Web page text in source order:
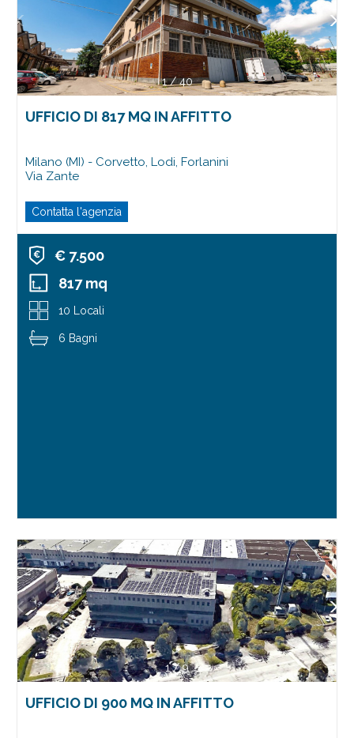
1/40
UFFICIO DI 817 MQ IN AFFITTO
Milano (MI) - Corvetto, Lodi, Forlanini
Via Zante
Contatta l'agenzia
€ 7.500
817 mq
10 Locali
6 Bagni
1/9
UFFICIO DI 900 MQ IN AFFITTO